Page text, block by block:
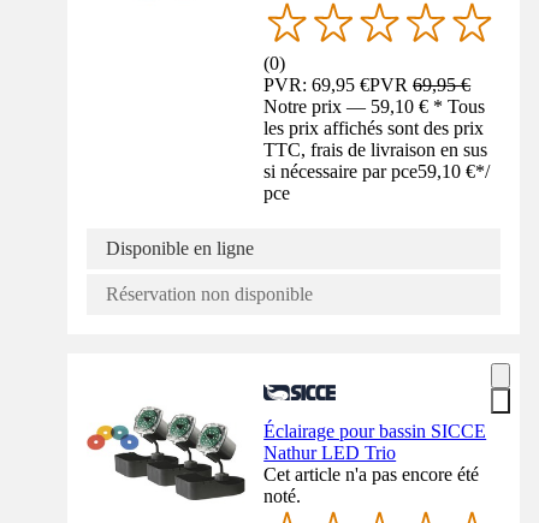
(0)
PVR: 69,95 €PVR69,95 €
Notre prix — 59,10 € * Tous
les prix affichés sont des prix
TTC, frais de livraison en sus
si nécessaire par pce59,10 €*/
pce
Disponible en ligne
Réservation non disponible
Éclairage pour bassin SICCE
Nathur LED Trio
Cet article n'a pas encore été
noté.